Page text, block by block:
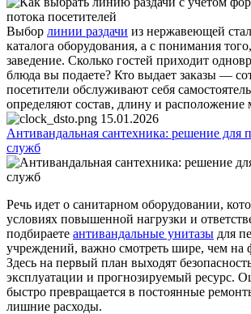
Выбор линии раздачи из нержавеющей
каталога оборудования, а с понимания
заведение. Сколько гостей приходит
блюда вы подаете? Кто выдает заказы —
посетители обслуживают себя
определяют состав, длину и расположение
15.01.2026
Антивандальная сантехника: решение для
служб
Речь идет о санитарном оборудовании,
условиях повышенной нагрузки и
подбираете антивандальные унитазы для
учреждений, важно смотреть шире, чем на
Здесь на первый план выходят
эксплуатации и прогнозируемый ресурс.
быстро превращается в постоянные
лишние расходы.